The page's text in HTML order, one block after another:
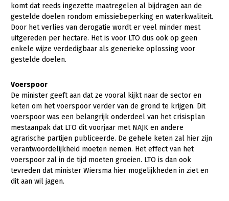
komt dat reeds ingezette maatregelen al bijdragen aan de
gestelde doelen rondom emissiebeperking en waterkwaliteit.
Door het verlies van derogatie wordt er veel minder mest
uitgereden per hectare. Het is voor LTO dus ook op geen
enkele wijze verdedigbaar als generieke oplossing voor
gestelde doelen.
Voerspoor
De minister geeft aan dat ze vooral kijkt naar de sector en
keten om het voerspoor verder van de grond te krijgen. Dit
voerspoor was een belangrijk onderdeel van het crisisplan
mestaanpak dat LTO dit voorjaar met NAJK en andere
agrarische partijen publiceerde. De gehele keten zal hier zijn
verantwoordelijkheid moeten nemen. Het effect van het
voerspoor zal in de tijd moeten groeien. LTO is dan ook
tevreden dat minister Wiersma hier mogelijkheden in ziet en
dit aan wil jagen.